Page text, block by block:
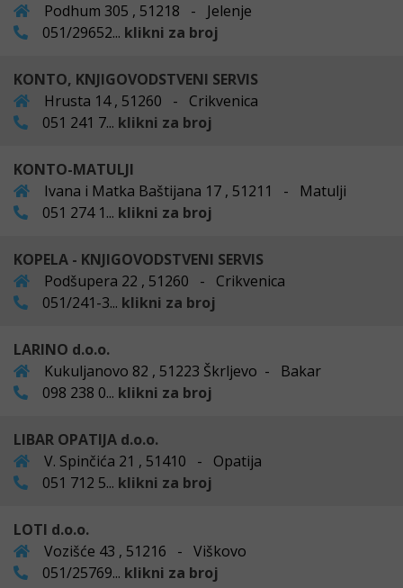
Podhum 305 , 51218 - Jelenje
051/29652... klikni za broj
KONTO, KNJIGOVODSTVENI SERVIS
Hrusta 14 , 51260 - Crikvenica
051 241 7... klikni za broj
KONTO-MATULJI
Ivana i Matka Baštijana 17 , 51211 - Matulji
051 274 1... klikni za broj
KOPELA - KNJIGOVODSTVENI SERVIS
Podšupera 22 , 51260 - Crikvenica
051/241-3... klikni za broj
LARINO d.o.o.
Kukuljanovo 82 , 51223 Škrljevo - Bakar
098 238 0... klikni za broj
LIBAR OPATIJA d.o.o.
V. Spinčića 21 , 51410 - Opatija
051 712 5... klikni za broj
LOTI d.o.o.
Vozišće 43 , 51216 - Viškovo
051/25769... klikni za broj